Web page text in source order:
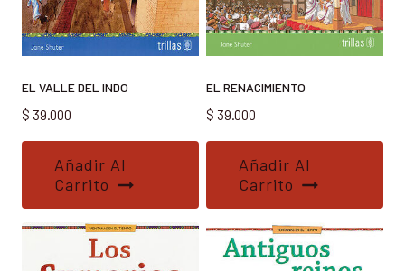
EL VALLE DEL INDO
$ 39.000
Añadir Al
Carrito
EL RENACIMIENTO
$ 39.000
Añadir Al
Carrito